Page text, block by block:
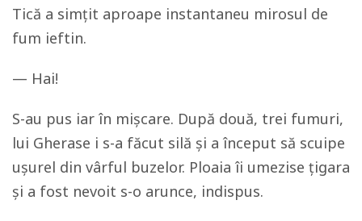
Tică a simțit aproape instantaneu mirosul de
fum ieftin.
— Hai!
S-au pus iar în mișcare. După două, trei fumuri,
lui Gherase i s-a făcut silă și a început să scuipe
ușurel din vârful buzelor. Ploaia îi umezise țigara
și a fost nevoit s-o arunce, indispus.